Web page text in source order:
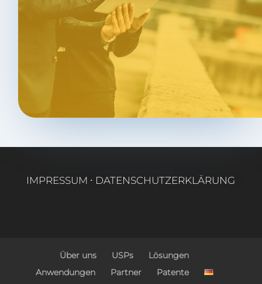
IMPRES­SUM ∙ DATEN­SCHUTZ­ER­KLÄ­RUNG
Über uns USPs
Lösun­gen
Anwen­dun­gen
Part­ner Paten­te